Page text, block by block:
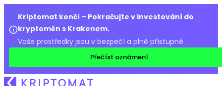
Kriptomat končí – Pokračujte v investování do
kryptoměn s Krakenem.
Vaše prostředky jsou v bezpečí a plně přístupné.
Přečíst oznámení